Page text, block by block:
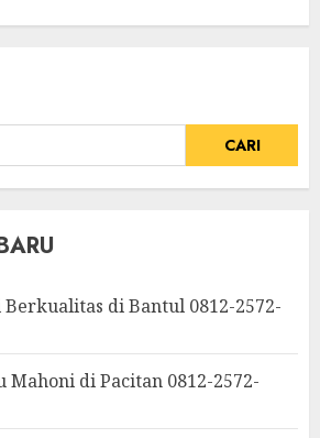
di Bantul 0812-2572-
Mahoni di Pacitan 0812-2572-